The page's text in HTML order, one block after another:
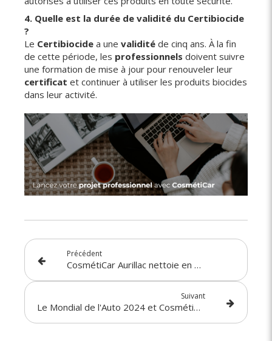
4. Quelle est la durée de validité du Certibiocide
?
Le Certibiocide a une validité de cinq ans. À la fin
de cette période, les professionnels doivent suivre
une formation de mise à jour pour renouveler leur
certificat et continuer à utiliser les produits biocides
dans leur activité.
Précédent
CosmétiCar Aurillac nettoie en avant-première la nouvelle Renault 5 !
Suivant
Le Mondial de l'Auto 2024 et CosmétiCar